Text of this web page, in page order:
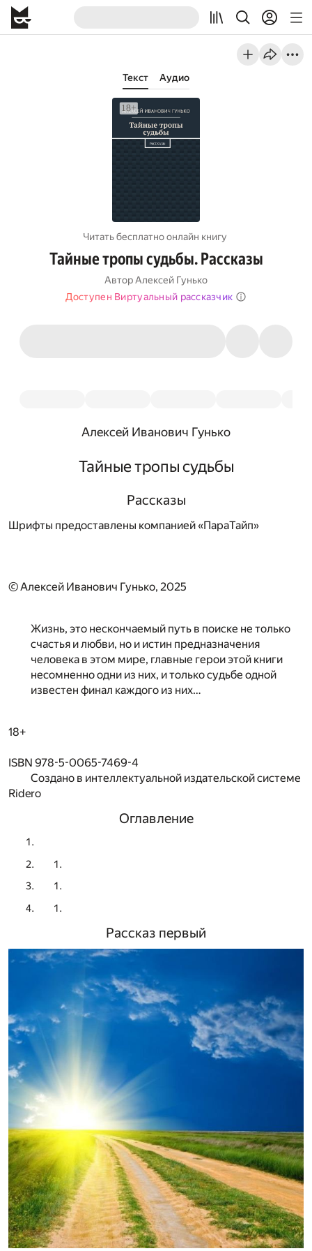
Текст Аудио
Читать бесплатно онлайн книгу
Тайные тропы судьбы. Рассказы
АвторАлексей Гунько
Доступен Виртуальный рассказчик
Алексей Иванович Гунько
Тайные тропы судьбы
Рассказы
Шрифты предоставлены компанией «ПараТайп»
© Алексей Иванович Гунько, 2025
Жизнь, это нескончаемый путь в поиске не только
счастья и любви, но и истин предназначения
человека в этом мире, главные герои этой книги
несомненно одни из них, и только судьбе одной
известен финал каждого из них…
18+
ISBN 978-5-0065-7469-4
Создано в интеллектуальной издательской системе
Ridero
Оглавление
Рассказ первый